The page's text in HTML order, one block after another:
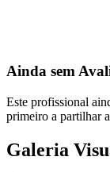
Ainda sem
Este profissional
primeiro a partilhar
Galeria